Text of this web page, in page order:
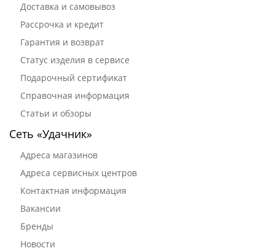
Доставка и самовывоз
Рассрочка и кредит
Гарантия и возврат
Статус изделия в сервисе
Подарочный сертификат
Справочная информация
Статьи и обзоры
Сеть «Удачник»
Адреса магазинов
Адреса сервисных центров
Контактная информация
Вакансии
Бренды
Новости